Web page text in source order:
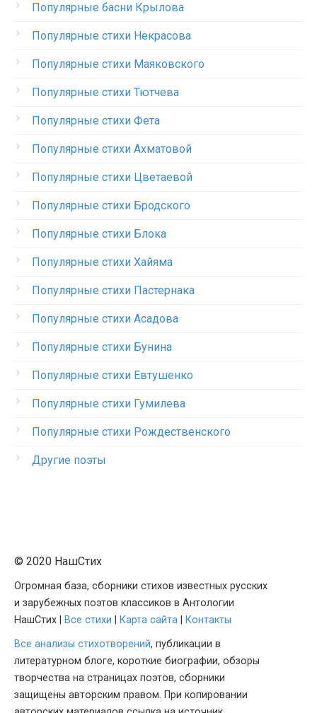
Популярные басни Крылова
Популярные стихи Некрасова
Популярные стихи Маяковского
Популярные стихи Тютчева
Популярные стихи Фета
Популярные стихи Ахматовой
Популярные стихи Цветаевой
Популярные стихи Бродского
Популярные стихи Блока
Популярные стихи Хайяма
Популярные стихи Пастернака
Популярные стихи Асадова
Популярные стихи Бунина
Популярные стихи Евтушенко
Популярные стихи Гумилева
Популярные стихи Рождественского
Другие поэты
© 2020 НашСтих
Огромная база, сборники стихов известных русских
и зарубежных поэтов классиков в Антологии
НашСтих |
Все стихи Карта сайта
Контакты
Все анализы стихотворений, публикации в
литературном блоге, короткие биографии, обзоры
творчества на страницах поэтов, сборники
защищены авторским правом. При копировании